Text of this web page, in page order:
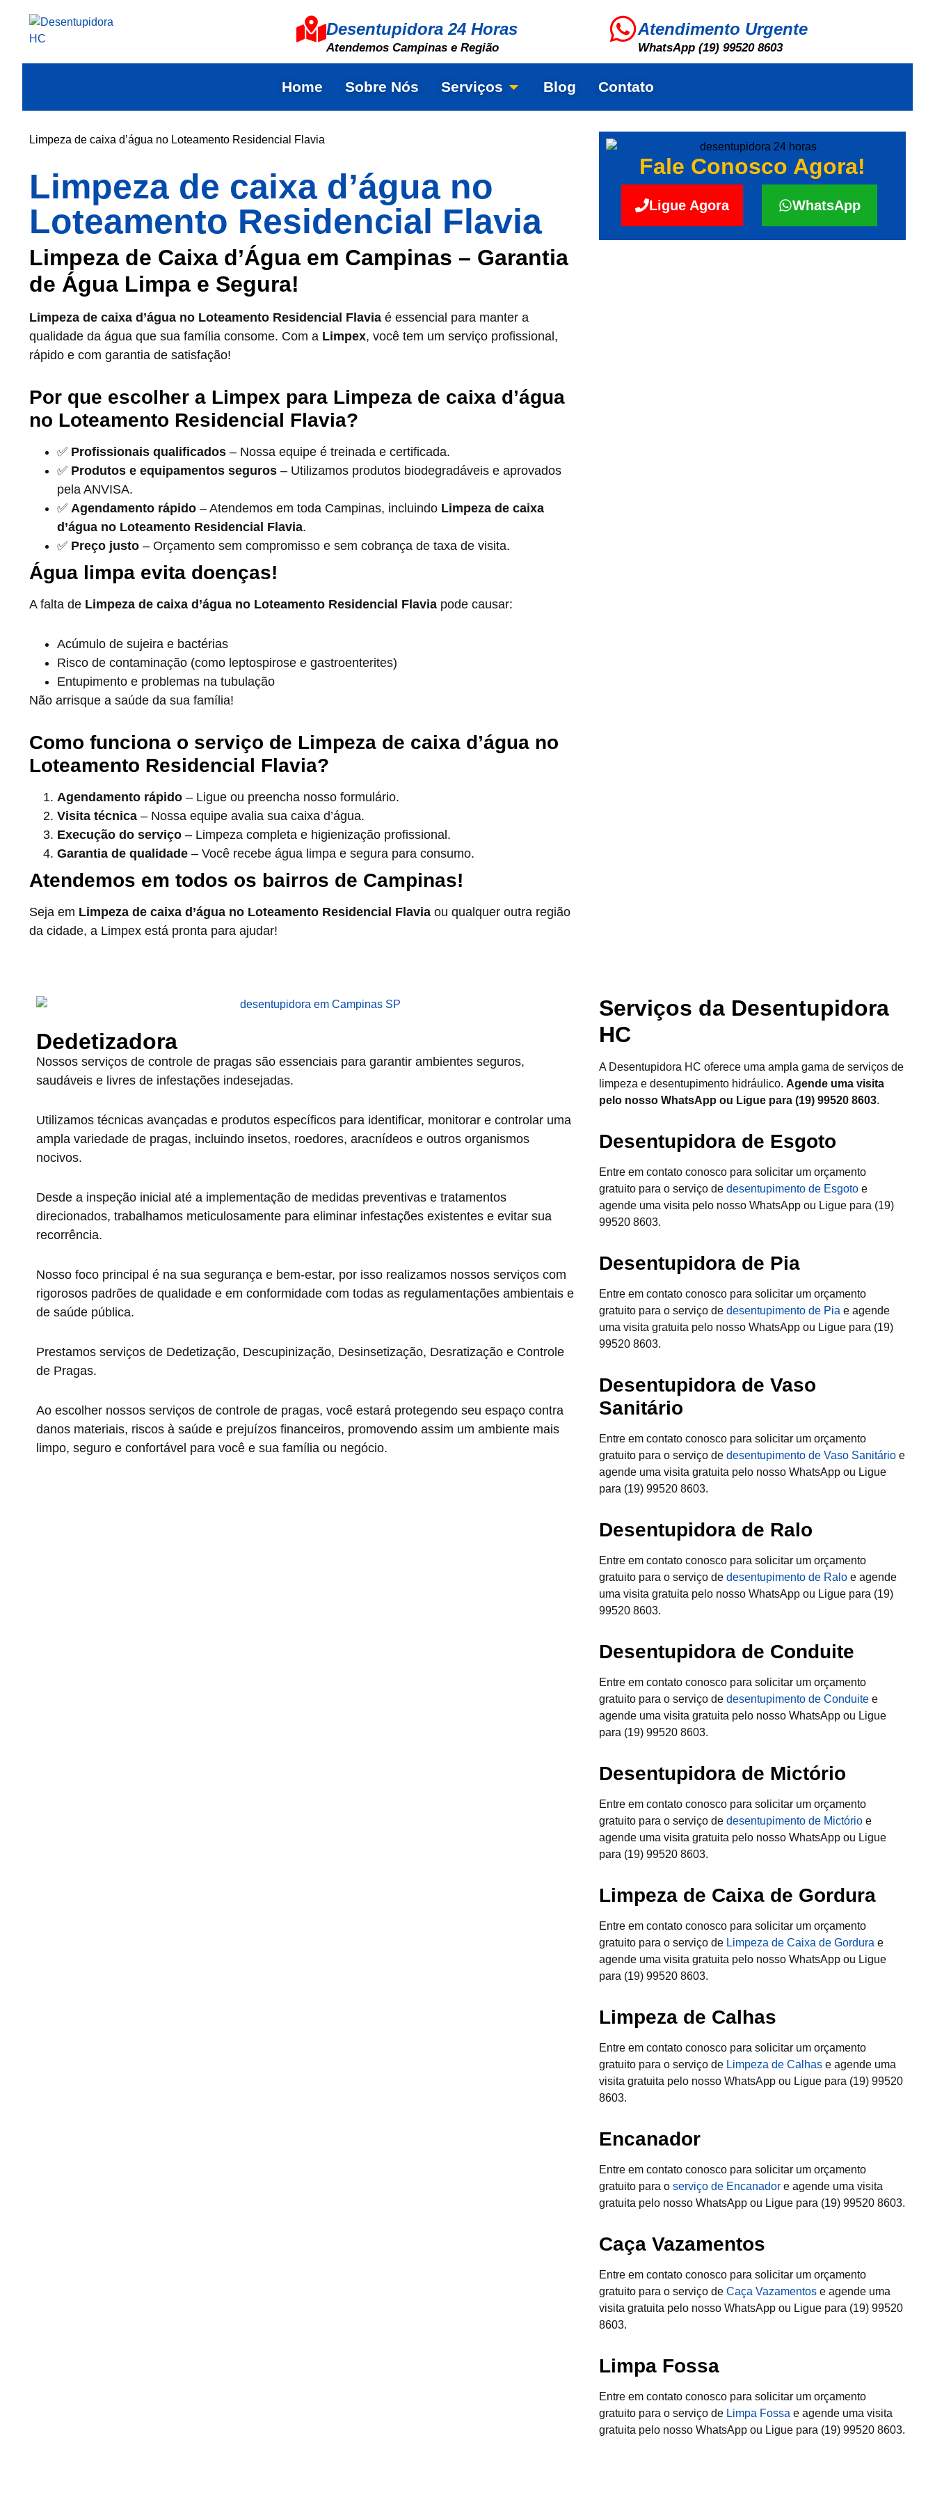
Desentupidora 24 Horas
Atendemos Campinas e Região
Atendimento Urgente
WhatsApp (19) 99520 8603
Home Sobre Nós Serviços Blog Contato
Limpeza de caixa d’água no Loteamento Residencial Flavia
Limpeza de caixa d’água no
Loteamento Residencial Flavia
Limpeza de Caixa d’Água em Campinas – Garantia
de Água Limpa e Segura!
Limpeza de caixa d’água no Loteamento Residencial Flavia é essencial para manter a
qualidade da água que sua família consome. Com a Limpex, você tem um serviço profissional,
rápido e com garantia de satisfação!
Por que escolher a Limpex para Limpeza de caixa d’água
no Loteamento Residencial Flavia?
✅ Profissionais qualificados – Nossa equipe é treinada e certificada.
✅ Produtos e equipamentos seguros – Utilizamos produtos biodegradáveis e aprovados
pela ANVISA.
✅ Agendamento rápido – Atendemos em toda Campinas, incluindo Limpeza de caixa
d’água no Loteamento Residencial Flavia.
✅ Preço justo – Orçamento sem compromisso e sem cobrança de taxa de visita.
Água limpa evita doenças!
A falta de Limpeza de caixa d’água no Loteamento Residencial Flavia pode causar:
Acúmulo de sujeira e bactérias
Risco de contaminação (como leptospirose e gastroenterites)
Entupimento e problemas na tubulação
Não arrisque a saúde da sua família!
Como funciona o serviço de Limpeza de caixa d’água no
Loteamento Residencial Flavia?
Agendamento rápido – Ligue ou preencha nosso formulário.
Visita técnica – Nossa equipe avalia sua caixa d’água.
Execução do serviço – Limpeza completa e higienização profissional.
Garantia de qualidade – Você recebe água limpa e segura para consumo.
Atendemos em todos os bairros de Campinas!
Seja em Limpeza de caixa d’água no Loteamento Residencial Flavia ou qualquer outra região
da cidade, a Limpex está pronta para ajudar!
Fale Conosco Agora!
Ligue Agora WhatsApp
Dedetizadora
Nossos serviços de controle de pragas são essenciais para garantir ambientes seguros,
saudáveis e livres de infestações indesejadas.
Utilizamos técnicas avançadas e produtos específicos para identificar, monitorar e controlar uma
ampla variedade de pragas, incluindo insetos, roedores, aracnídeos e outros organismos
nocivos.
Desde a inspeção inicial até a implementação de medidas preventivas e tratamentos
direcionados, trabalhamos meticulosamente para eliminar infestações existentes e evitar sua
recorrência.
Nosso foco principal é na sua segurança e bem-estar, por isso realizamos nossos serviços com
rigorosos padrões de qualidade e em conformidade com todas as regulamentações ambientais e
de saúde pública.
Prestamos serviços de Dedetização, Descupinização, Desinsetização, Desratização e Controle
de Pragas.
Ao escolher nossos serviços de controle de pragas, você estará protegendo seu espaço contra
danos materiais, riscos à saúde e prejuízos financeiros, promovendo assim um ambiente mais
limpo, seguro e confortável para você e sua família ou negócio.
Serviços da Desentupidora
HC
A Desentupidora HC oferece uma ampla gama de serviços de
limpeza e desentupimento hidráulico. Agende uma visita
pelo nosso WhatsApp ou Ligue para (19) 99520 8603.
Desentupidora de Esgoto
Entre em contato conosco para solicitar um orçamento
gratuito para o serviço dedesentupimento de Esgoto e
agende uma visita pelo nosso WhatsApp ou Ligue para (19)
99520 8603.
Desentupidora de Pia
Entre em contato conosco para solicitar um orçamento
gratuito para o serviço dedesentupimento de Pia e agende
uma visita gratuita pelo nosso WhatsApp ou Ligue para (19)
99520 8603.
Desentupidora de Vaso
Sanitário
Entre em contato conosco para solicitar um orçamento
gratuito para o serviço dedesentupimento de Vaso Sanitário e
agende uma visita gratuita pelo nosso WhatsApp ou Ligue
para (19) 99520 8603.
Desentupidora de Ralo
Entre em contato conosco para solicitar um orçamento
gratuito para o serviço dedesentupimento de Ralo e agende
uma visita gratuita pelo nosso WhatsApp ou Ligue para (19)
99520 8603.
Desentupidora de Conduite
Entre em contato conosco para solicitar um orçamento
gratuito para o serviço dedesentupimento de Conduite e
agende uma visita gratuita pelo nosso WhatsApp ou Ligue
para (19) 99520 8603.
Desentupidora de Mictório
Entre em contato conosco para solicitar um orçamento
gratuito para o serviço dedesentupimento de Mictório e
agende uma visita gratuita pelo nosso WhatsApp ou Ligue
para (19) 99520 8603.
Limpeza de Caixa de Gordura
Entre em contato conosco para solicitar um orçamento
gratuito para o serviço de Limpeza de Caixa de Gordura e
agende uma visita gratuita pelo nosso WhatsApp ou Ligue
para (19) 99520 8603.
Limpeza de Calhas
Entre em contato conosco para solicitar um orçamento
gratuito para o serviço de Limpeza de Calhas e agende uma
visita gratuita pelo nosso WhatsApp ou Ligue para (19) 99520
8603.
Encanador
Entre em contato conosco para solicitar um orçamento
gratuito para oserviço de Encanador e agende uma visita
gratuita pelo nosso WhatsApp ou Ligue para (19) 99520 8603.
Caça Vazamentos
Entre em contato conosco para solicitar um orçamento
gratuito para o serviço deCaça Vazamentos e agende uma
visita gratuita pelo nosso WhatsApp ou Ligue para (19) 99520
8603.
Limpa Fossa
Entre em contato conosco para solicitar um orçamento
gratuito para o serviço de Limpa Fossa e agende uma visita
gratuita pelo nosso WhatsApp ou Ligue para (19) 99520 8603.